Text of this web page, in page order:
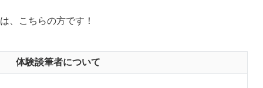
、こちらの方です！
体験談筆者について